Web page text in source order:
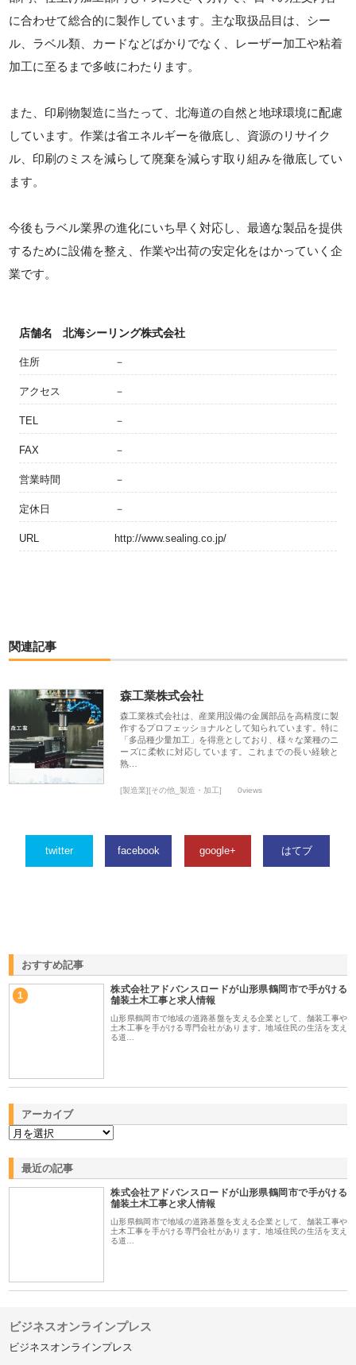
に合わせて総合的に製作しています。主な取扱品目は、シー
ル、ラベル類、カードなどばかりでなく、レーザー加工や粘着
加工に至るまで多岐にわたります。
また、印刷物製造に当たって、北海道の自然と地球環境に配慮
しています。作業は省エネルギーを徹底し、資源のリサイク
ル、印刷のミスを減らして廃棄を減らす取り組みを徹底してい
ます。
今後もラベル業界の進化にいち早く対応し、最適な製品を提供
するために設備を整え、作業や出荷の安定化をはかっていく企
業です。
店舗名 北海シーリング株式会社
住所 －
アクセス －
TEL －
FAX －
営業時間 －
定休日 －
URL http://www.sealing.co.jp/
関連記事
森工業株式会社
森工業株式会社は、産業用設備の金属部品を高精度に製
作するプロフェッショナルとして知られています。特に
「多品種少量加工」を得意としており、様々な業種のニ
ーズに柔軟に対応しています。これまでの長い経験と
熟…
[製造業][その他_製造・加工] 0views
twitter facebook google+ はてブ
おすすめ記事
1
株式会社アドバンスロードが山形県鶴岡市で手がける
舗装土木工事と求人情報
山形県鶴岡市で地域の道路基盤を支える企業として、舗装工事や
土木工事を手がける専門会社があります。地域住民の生活を支え
る道…
アーカイブ
最近の記事
株式会社アドバンスロードが山形県鶴岡市で手がける
舗装土木工事と求人情報
山形県鶴岡市で地域の道路基盤を支える企業として、舗装工事や
土木工事を手がける専門会社があります。地域住民の生活を支え
る道…
ビジネスオンラインプレス
ビジネスオンラインプレス